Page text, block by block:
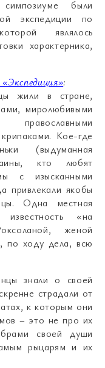
были
экспедиции по
являлось
характерника,
:
жили в стране,
миролюбивыми
православными
Кое-где
(выдуманная
кто любят
с изысканными
привлекали якобы
Одна местная
«на
женой
по ходу дела, всю
знали о своей
страдали от
к которым они
– это не про их
своей души
рыцарям и их